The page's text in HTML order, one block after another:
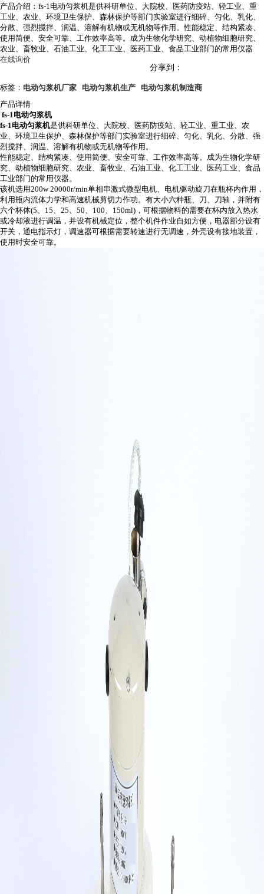
产品介绍：fs-1电动匀浆机是供科研单位、大院校、医药防疫站、轻工业、重
工业、农业、环境卫生保护、森林保护等部门实验室进行细碎、匀化、乳化、
分散、强烈搅拌、润温、溶解有机物或无机物等作用。性能稳定、结构紧凑、
使用简便、安全可靠、工作效率高等。成为生物化学研究、动植物细胞研究、
农业、畜牧业、石油工业、化工工业、医药工业、食品工业部门的常用仪器
在线询价
分享到：
标签： 电动匀浆机厂家 电动匀浆机生产
电动匀浆机制造商
产品详情
fs-1电动匀浆机
fs-1电动匀浆机是供科研单位、大院校、医药防疫站、轻工业、重工业、农
业、环境卫生保护、森林保护等部门实验室进行细碎、匀化、乳化、分散、强
烈搅拌、润温、溶解有机物或无机物等作用。
性能稳定、结构紧凑、使用简便、安全可靠、工作效率高等。成为生物化学研
究、动植物细胞研究、农业、畜牧业、石油工业、化工工业、医药工业、食品
工业部门的常用仪器。
该机选用200w 20000r/min单相串激式微型电机、电机驱动旋刀在瓶杯内作用，
利用瓶内流体力学和高速机械剪切力作功。有大小六种瓶、刀、刀轴，并附有
六个杯体(5、 15、 25、 50、 100、 150ml) ，可根据物料的需要在杯内放入热水
或冷却液进行调温，并设有机械定位，整个机件作业自如方便，电器部分设有
开关，通电指示灯，调速器可根据需要转速进行无调速，外壳设有接地装置，
使用时安全可靠。